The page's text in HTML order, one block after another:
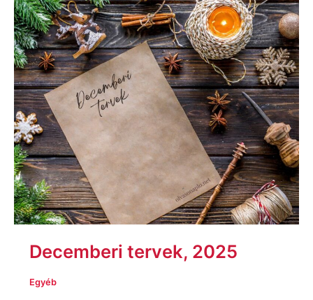
Decemberi tervek, 2025
Egyéb
tervek,
2025